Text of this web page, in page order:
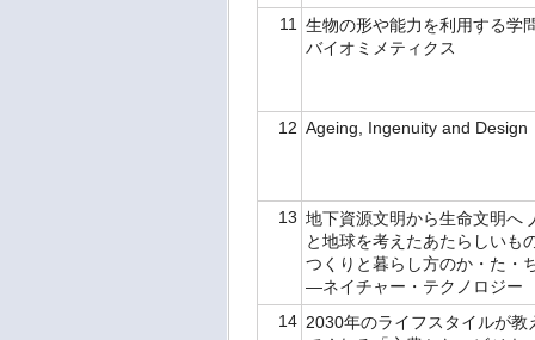
11
生物の形や能力を利用する学
バイオミメティクス
12 Ageing, Ingenuity and Design
13 地下資源文明から生命文明へ
と地球を考えたあたらしいも
つくりと暮らし方のか・た・
―ネイチャー・テクノロジー
14 2030年のライフスタイルが教